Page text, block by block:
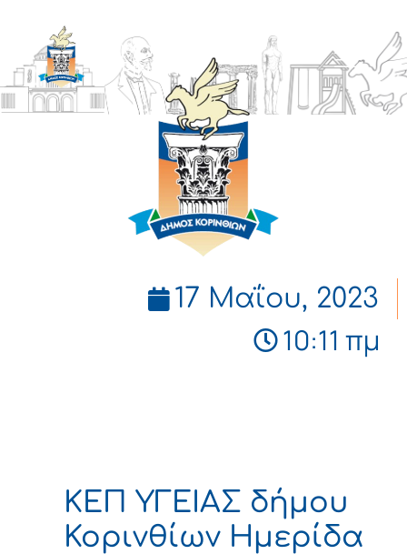
ΔΗΜΟΣ
ΚΟΡΙΝΘΙΩΝ
17 Μαΐου, 2023
10:11 πμ
ΚΕΠ ΥΓΕΙΑΣ δήμου
Κορινθίων Ημερίδα